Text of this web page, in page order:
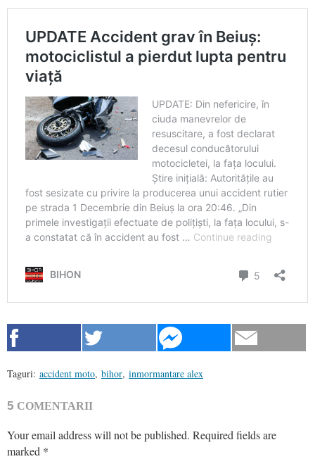
Taguri: accident moto, bihor, inmormantare alex
5 COMENTARII
Your email address will not be published. Required fields are
marked *